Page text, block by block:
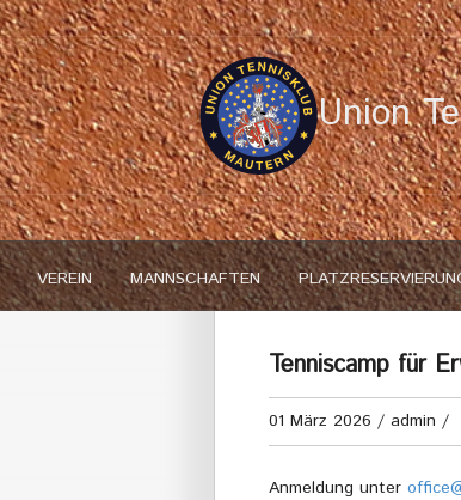
Union
VEREIN MANNSCHAFTEN
Tenniscamp für
01 März 2026 / admin /
Anmeldung unter